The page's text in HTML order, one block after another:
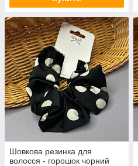
Шовкова резинка для
волосся - горошок чорний